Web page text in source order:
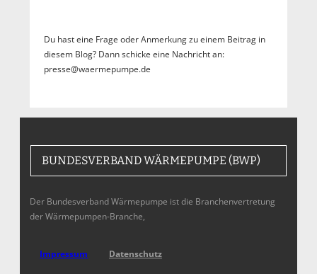
Du hast eine Frage oder Anmerkung zu einem Beitrag in
diesem Blog? Dann schicke eine Nachricht an:
presse@waermepumpe.de
BUNDESVERBAND WÄRMEPUMPE (BWP)
Der Bundesverband Wärmepumpe ist die Branchenvertretung
der Wärmepumpen-Branche,
Impressum Datenschutz